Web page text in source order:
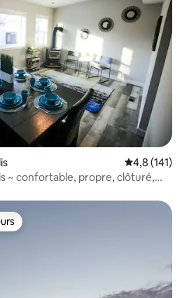
Note
4,8 (141)
~ confortable, propre, clôturé,